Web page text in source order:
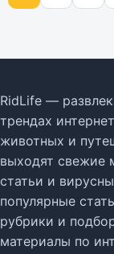
RidLife —
трендах
животных и
выходят свежие
статьи и
популярные
рубрики и
материалы по